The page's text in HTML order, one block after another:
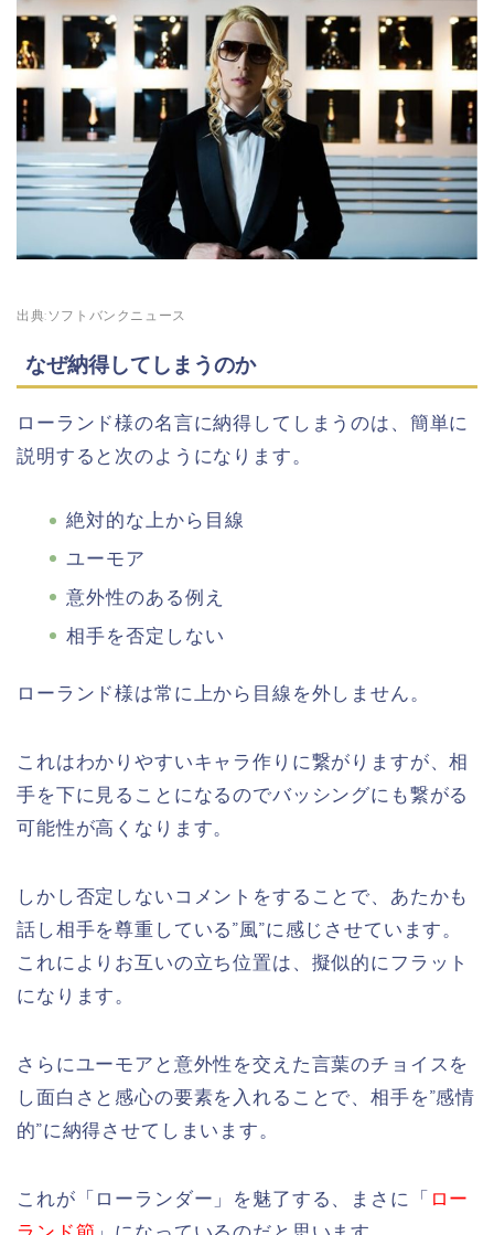
出典:ソフトバンクニュース
なぜ納得してしまうのか
ローランド様の名言に納得してしまうのは、簡単に
説明すると次のようになります。
絶対的な上から目線
ユーモア
意外性のある例え
相手を否定しない
ローランド様は常に上から目線を外しません。
これはわかりやすいキャラ作りに繋がりますが、相
手を下に見ることになるのでバッシングにも繋がる
可能性が高くなります。
しかし否定しないコメントをすることで、あたかも
話し相手を尊重している”風”に感じさせています。
これによりお互いの立ち位置は、擬似的にフラット
になります。
さらにユーモアと意外性を交えた言葉のチョイスを
し面白さと感心の要素を入れることで、相手を”感情
的”に納得させてしまいます。
これが「ローランダー」を魅了する、まさに「 ロー